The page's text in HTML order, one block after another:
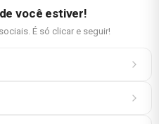
você estiver!
É só clicar e seguir!